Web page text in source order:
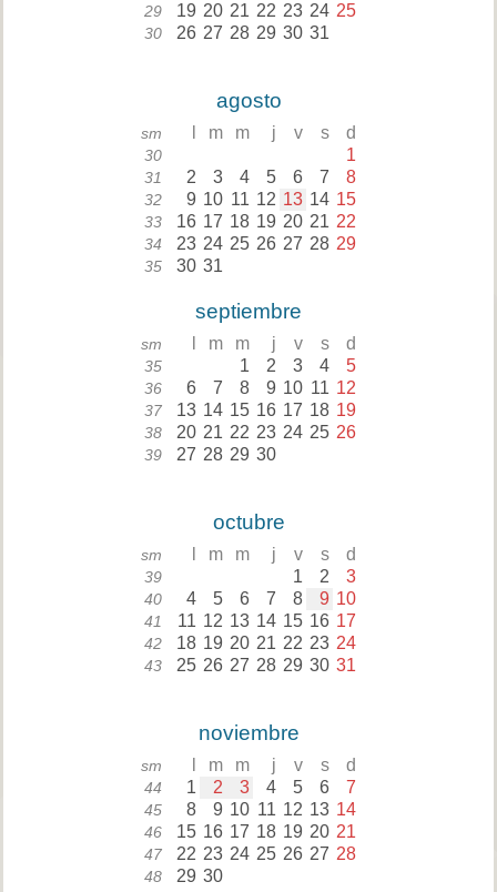
29 19 20 21 22 23 24 25
30 26 27 28 29 30 31
agosto
sm m m j v s d
30 1
31 2 3 4 5 6 7 8
32 9 10 11 12 13 14 15
33 16 17 18 19 20 21 22
34 23 24 25 26 27 28 29
35 30 31
septiembre
sm m m j v s d
35 1 2 3 4 5
36 6 7 8 9 10 11 12
37 13 14 15 16 17 18 19
38 20 21 22 23 24 25 26
39 27 28 29 30
octubre
sm m m j v s d
39 1 2 3
40 4 5 6 7 8 9 10
41 11 12 13 14 15 16 17
42 18 19 20 21 22 23 24
43 25 26 27 28 29 30 31
noviembre
sm m m j v s d
44 1 2 3 4 5 6 7
45 8 9 10 11 12 13 14
46 15 16 17 18 19 20 21
47 22 23 24 25 26 27 28
48 29 30